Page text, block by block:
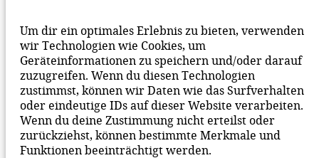
Um dir ein optimales Erlebnis zu bieten, verwenden
wir Technologien wie Cookies, um
Geräteinformationen zu speichern und/oder darauf
zuzugreifen. Wenn du diesen Technologien
zustimmst, können wir Daten wie das Surfverhalten
oder eindeutige IDs auf dieser Website verarbeiten.
Wenn du deine Zustimmung nicht erteilst oder
zurückziehst, können bestimmte Merkmale und
Funktionen beeinträchtigt werden.
MITEINANDER AUF UNSERER SEITE.